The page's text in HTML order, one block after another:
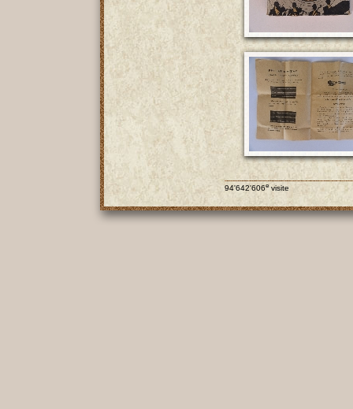
94'642'606e visite